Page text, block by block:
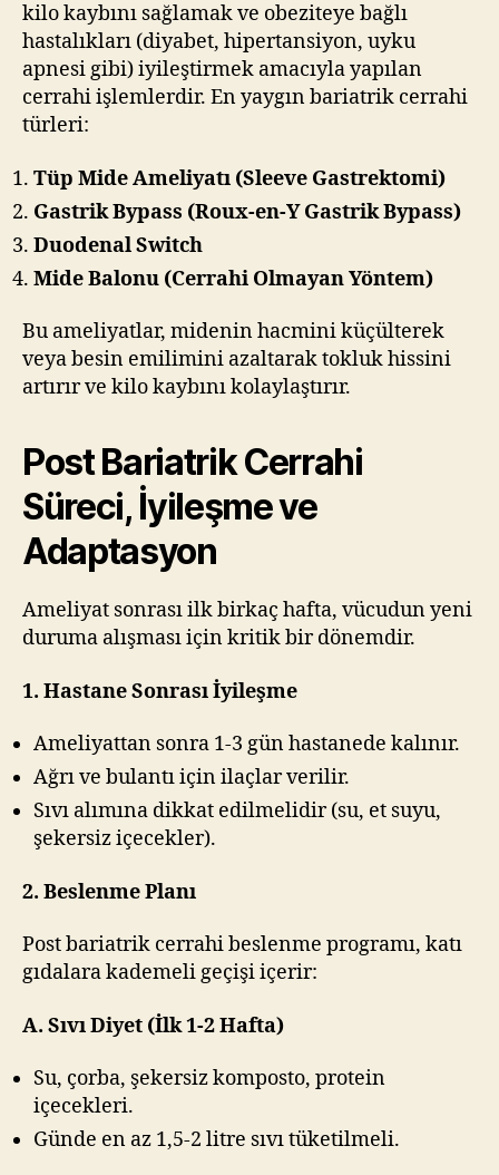
kilo kaybını sağlamak ve obeziteye bağlı
hastalıkları (diyabet, hipertansiyon, uyku
apnesi gibi) iyileştirmek amacıyla yapılan
cerrahi işlemlerdir. En yaygın bariatrik cerrahi
türleri:
Tüp Mide Ameliyatı (Sleeve Gastrektomi)
Gastrik Bypass (Roux-en-Y Gastrik Bypass)
Duodenal Switch
Mide Balonu (Cerrahi Olmayan Yöntem)
Bu ameliyatlar, midenin hacmini küçülterek
veya besin emilimini azaltarak tokluk hissini
artırır ve kilo kaybını kolaylaştırır.
Post Bariatrik Cerrahi
Süreci, İyileşme ve
Adaptasyon
Ameliyat sonrası ilk birkaç hafta, vücudun yeni
duruma alışması için kritik bir dönemdir.
1. Hastane Sonrası İyileşme
Ameliyattan sonra 1-3 gün hastanede kalınır.
Ağrı ve bulantı için ilaçlar verilir.
Sıvı alımına dikkat edilmelidir (su, et suyu,
şekersiz içecekler).
2. Beslenme Planı
Post bariatrik cerrahi beslenme programı, katı
gıdalara kademeli geçişi içerir:
A. Sıvı Diyet (İlk 1-2 Hafta)
Su, çorba, şekersiz komposto, protein
içecekleri.
Günde en az 1,5-2 litre sıvı tüketilmeli.